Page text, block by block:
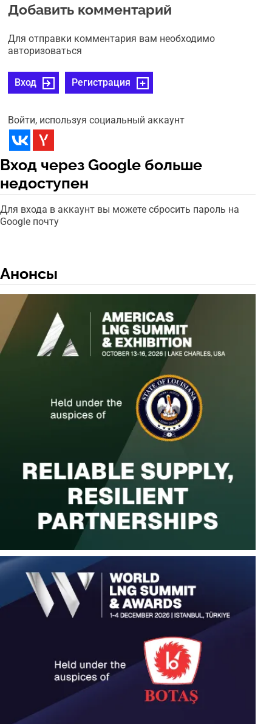
Добавить комментарий
Для отправки комментария вам необходимо
авторизоваться
Вход Регистрация
Войти, используя социальный аккаунт
Вход через Google больше
недоступен
Для входа в аккаунт вы можете сбросить пароль на
Google почту
Анонсы